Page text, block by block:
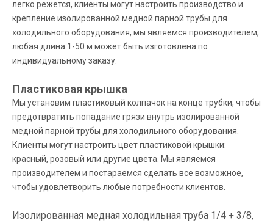
легко режется, клиенты могут настроить производство и
крепление изолированной медной парной трубы для
холодильного оборудования, мы являемся производителем,
любая длина 1-50 м может быть изготовлена ​​по
индивидуальному заказу.
Пластиковая крышка
Мы установим пластиковый колпачок на конце трубки, чтобы
предотвратить попадание грязи внутрь изолированной
медной парной трубы для холодильного оборудования.
Клиенты могут настроить цвет пластиковой крышки:
красный, розовый или другие цвета. Мы являемся
производителем и постараемся сделать все возможное,
чтобы удовлетворить любые потребности клиентов.
Изолированная медная холодильная труба 1/4 + 3/8,